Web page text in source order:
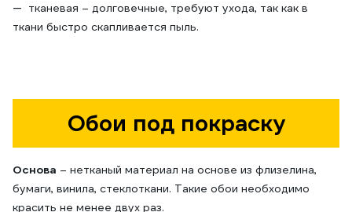
тканевая – долговечные, требуют ухода, так как в
ткани быстро скапливается пыль.
Обои под покраску
Основа – нетканый материал на основе из флизелина,
бумаги, винила, стеклоткани. Такие обои необходимо
красить не менее двух раз.